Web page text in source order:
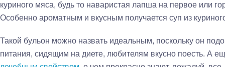
куриного мяса, будь то наваристая лапша на первое или
Особенно ароматным и вкусным получается суп из
Такой бульон можно назвать идеальным, поскольку он
питания, сидящим на диете, любителям вкусно поесть. А